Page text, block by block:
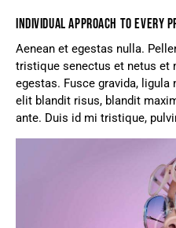
INDIVIDUAL APPROACH TO EVERY
Aenean et egestas nulla.
tristique senectus et netus et
egestas. Fusce gravida,
elit blandit risus, blandit
ante. Duis id mi tristique,